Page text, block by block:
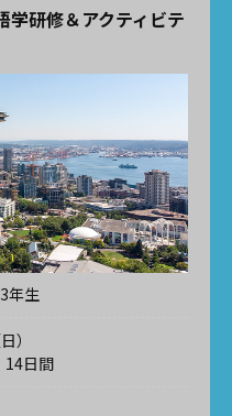
学研修＆アクティビテ
年生
）
14日間